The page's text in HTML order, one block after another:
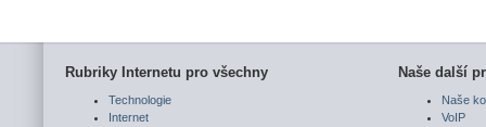
Rubriky Internetu pro všechny
Technologie
Internet
Naše další
Naše
VoIP